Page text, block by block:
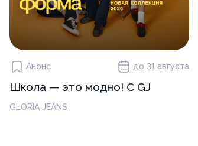
Анонс до 31 августа
Школа — это модно! С GJ
GLORIA JEANS